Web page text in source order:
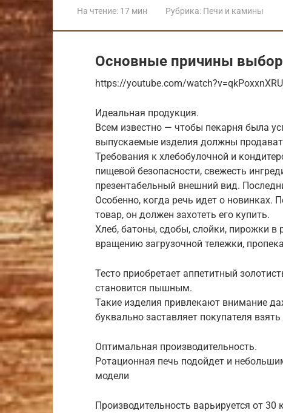
На чтение: 17 мин Рубрика: Печи и камины
Основные причины
https://youtube.com/
Идеальная продукция.
Всем известно — чтобы пекарня была
выпускаемые изделия должны
Требования к хлебобулочной и
пищевой безопасности, свежесть
презентабельный внешний вид.
Особенно, когда речь идет о новинках.
товар, он должен захотеть его купить.
Хлеб, батоны, сдобы, слойки, пирожки в
вращению загрузочной тележки,
Тесто приобретает аппетитный
становится пышным.
Такие изделия привлекают внимание
буквально заставляет покупателя
Оптимальная производительность.
Ротационная печь подойдет и
модели
Производительность варьируется от 30